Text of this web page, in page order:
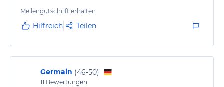
Das Essen war reichhaltig und vielfältig, aber nicht
besonders. Scheinbar übernachten eben nur
weniger Trubel im Speisesaal. Immerhin konnten wir
auf einem großen Bildschirm Bayer/Dortmund in
Wembley…
Meilengutschrift erhalten
Hilfreich Teilen
Germain (46-50)
11 Bewertungen